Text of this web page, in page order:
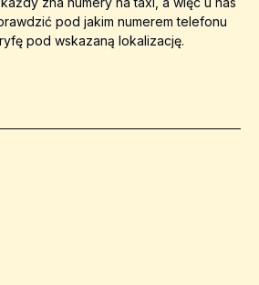
pod jakim numerem telefonu
pod wskazaną lokalizację.